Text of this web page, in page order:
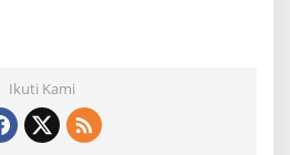
Ikuti Kami